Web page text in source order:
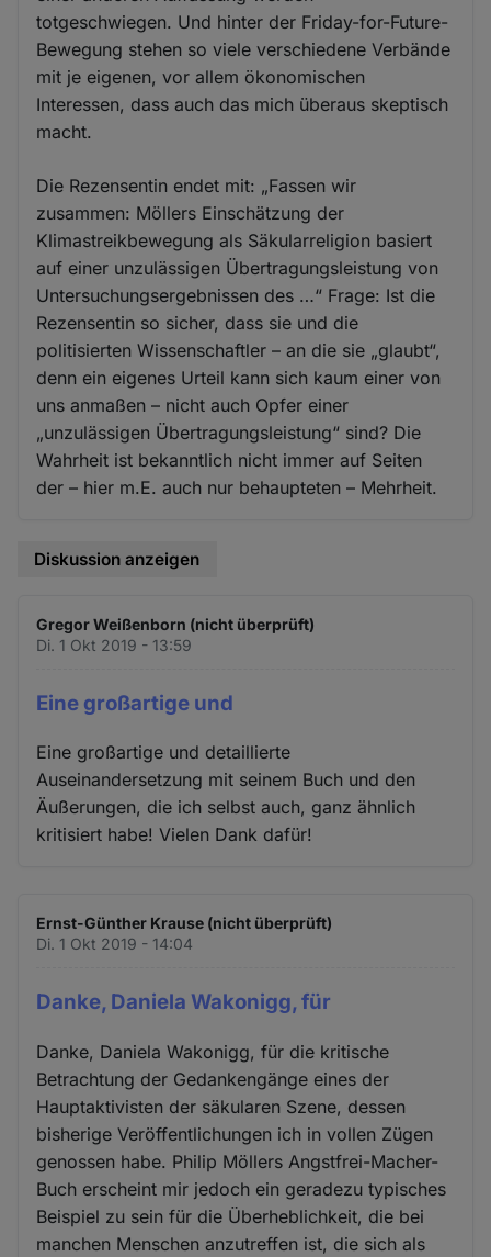
totgeschwiegen. Und hinter der Friday-for-Future-
Bewegung stehen so viele verschiedene Verbände
mit je eigenen, vor allem ökonomischen
Interessen, dass auch das mich überaus skeptisch
macht.
Die Rezensentin endet mit: „Fassen wir
zusammen: Möllers Einschätzung der
Klimastreikbewegung als Säkularreligion basiert
auf einer unzulässigen Übertragungsleistung von
Untersuchungsergebnissen des …“ Frage: Ist die
Rezensentin so sicher, dass sie und die
politisierten Wissenschaftler – an die sie „glaubt“,
denn ein eigenes Urteil kann sich kaum einer von
uns anmaßen – nicht auch Opfer einer
„unzulässigen Übertragungsleistung“ sind? Die
Wahrheit ist bekanntlich nicht immer auf Seiten
der – hier m.E. auch nur behaupteten – Mehrheit.
Diskussion anzeigen
Gregor Weißenborn (nicht überprüft)
Di. 1 Okt 2019 - 13:59
Eine großartige und
Eine großartige und detaillierte
Auseinandersetzung mit seinem Buch und den
Äußerungen, die ich selbst auch, ganz ähnlich
kritisiert habe! Vielen Dank dafür!
Ernst-Günther Krause (nicht überprüft)
Di. 1 Okt 2019 - 14:04
Danke, Daniela Wakonigg, für
Danke, Daniela Wakonigg, für die kritische
Betrachtung der Gedankengänge eines der
Hauptaktivisten der säkularen Szene, dessen
bisherige Veröffentlichungen ich in vollen Zügen
genossen habe. Philip Möllers Angstfrei-Macher-
Buch erscheint mir jedoch ein geradezu typisches
Beispiel zu sein für die Überheblichkeit, die bei
manchen Menschen anzutreffen ist, die sich als